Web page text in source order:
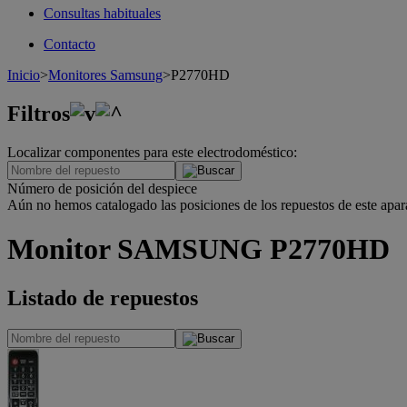
Consultas habituales
Contacto
Inicio>Monitores Samsung>P2770HD
Filtros
Localizar componentes para este electrodoméstico:
Número de posición del despiece
Aún no hemos catalogado las posiciones de los repuestos de este
Monitor SAMSUNG P2770HD
Listado de repuestos